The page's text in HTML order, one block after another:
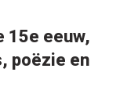
15e eeuw,
poëzie en